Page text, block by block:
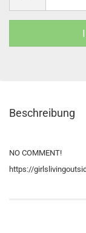
Beschreibung
NO COMMENT!
https://